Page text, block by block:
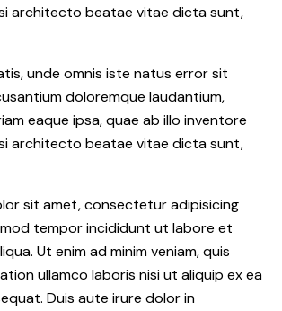
architecto beatae vitae dicta sunt,
unde omnis iste natus error sit
doloremque laudantium,
eaque ipsa, quae ab illo inventore
architecto beatae vitae dicta sunt,
sit amet, consectetur adipisicing
tempor incididunt ut labore et
Ut enim ad minim veniam, quis
ullamco laboris nisi ut aliquip ex ea
Duis aute irure dolor in